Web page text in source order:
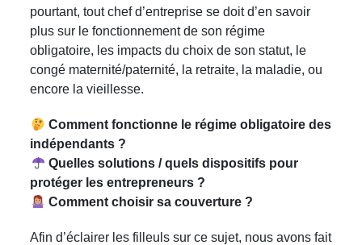
pourtant, tout chef d’entreprise se doit d’en savoir
plus sur le fonctionnement de son régime
obligatoire, les impacts du choix de son statut, le
congé maternité/paternité, la retraite, la maladie, ou
encore la vieillesse.
Comment fonctionne le régime obligatoire des
indépendants ?
Quelles solutions / quels dispositifs pour
protéger les entrepreneurs ?
Comment choisir sa couverture ?
Afin d’éclairer les filleuls sur ce sujet, nous avons fait